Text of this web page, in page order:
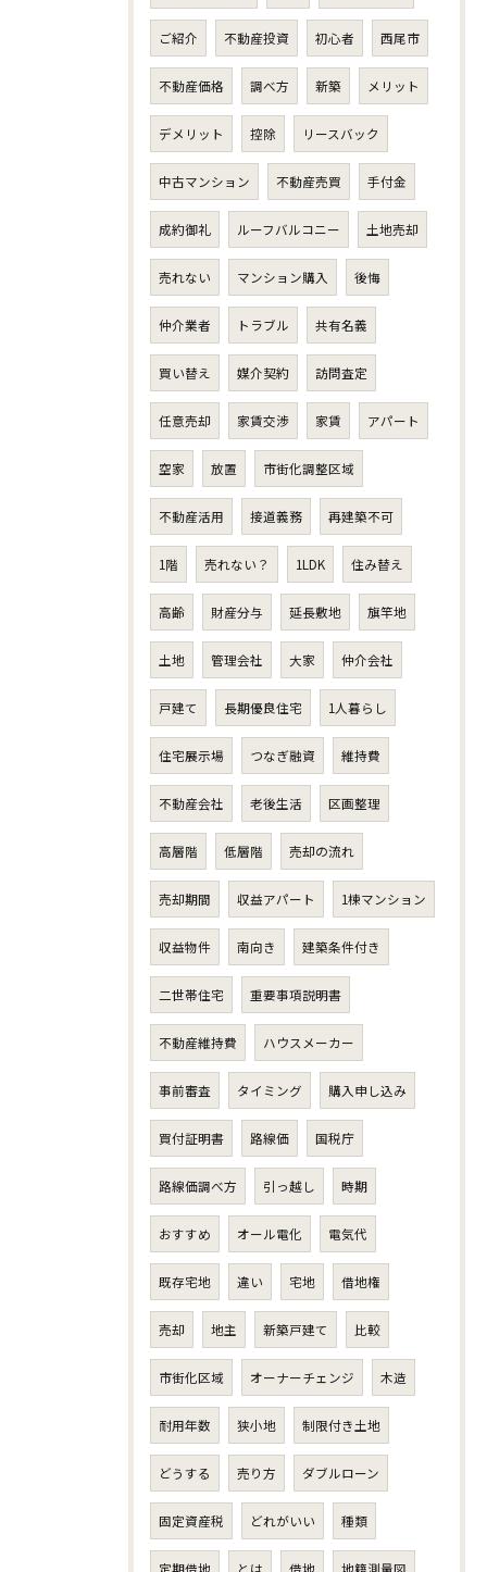
ご紹介 不動産投資 初心者 西尾市
不動産価格 調べ方 新築 メリット
デメリット 控除 リースバック
中古マンション 不動産売買 手付金
成約御礼 ルーフバルコニー 土地売却
売れない マンション購入 後悔
仲介業者 トラブル 共有名義
買い替え 媒介契約 訪問査定
任意売却 家賃交渉 家賃 アパート
空家 放置 市街化調整区域
不動産活用 接道義務 再建築不可
1階 売れない？ 1LDK 住み替え
高齢 財産分与 延長敷地 旗竿地
土地 管理会社 大家 仲介会社
戸建て 長期優良住宅 1人暮らし
住宅展示場 つなぎ融資 維持費
不動産会社 老後生活 区画整理
高層階 低層階 売却の流れ
売却期間 収益アパート 1棟マンション
収益物件 南向き 建築条件付き
二世帯住宅 重要事項説明書
不動産維持費 ハウスメーカー
事前審査 タイミング 購入申し込み
買付証明書 路線価 国税庁
路線価調べ方 引っ越し 時期
おすすめ オール電化 電気代
既存宅地 違い 宅地 借地権
売却 地主 新築戸建て 比較
市街化区域 オーナーチェンジ 木造
耐用年数 狭小地 制限付き土地
どうする 売り方 ダブルローン
固定資産税 どれがいい 種類